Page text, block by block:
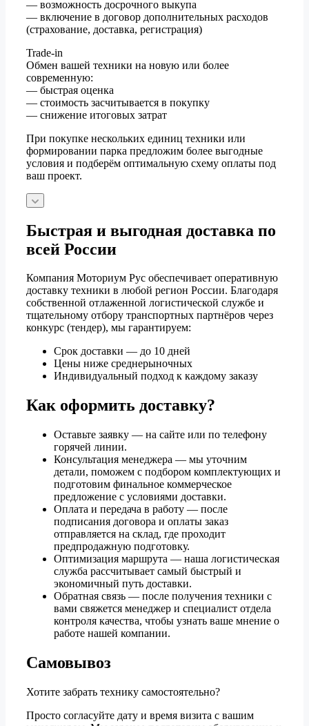
— возможность досрочного выкупа
— включение в договор дополнительных расходов
(страхование, доставка, регистрация)
Trade-in
Обмен вашей техники на новую или более
современную:
— быстрая оценка
— стоимость засчитывается в покупку
— снижение итоговых затрат
При покупке нескольких единиц техники или
формировании парка предложим более выгодные
условия и подберём оптимальную схему оплаты под
ваш проект.
Быстрая и выгодная доставка по
всей России
Компания Моториум Рус обеспечивает оперативную
доставку техники в любой регион России. Благодаря
собственной отлаженной логистической службе и
тщательному отбору транспортных партнёров через
конкурс (тендер), мы гарантируем:
Срок доставки — до 10 дней
Цены ниже среднерыночных
Индивидуальный подход к каждому заказу
Как оформить доставку?
Оставьте заявку — на сайте или по телефону
горячей линии.
Консультация менеджера — мы уточним
детали, поможем с подбором комплектующих и
подготовим финальное коммерческое
предложение с условиями доставки.
Оплата и передача в работу — после
подписания договора и оплаты заказ
отправляется на склад, где проходит
предпродажную подготовку.
Оптимизация маршрута — наша логистическая
служба рассчитывает самый быстрый и
экономичный путь доставки.
Обратная связь — после получения техники с
вами свяжется менеджер и специалист отдела
контроля качества, чтобы узнать ваше мнение о
работе нашей компании.
Самовывоз
Хотите забрать технику самостоятельно?
Просто согласуйте дату и время визита с вашим